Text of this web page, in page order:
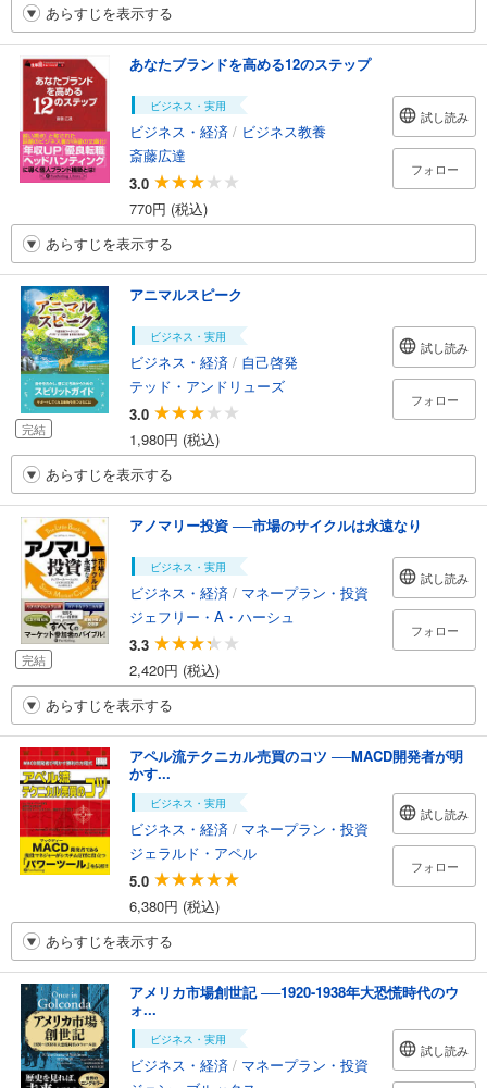
あらすじを表示する
あなたブランドを高める12のステップ
ビジネス・実用
ビジネス・経済 / ビジネス教養
斎藤広達
3.0
770円 (税込)
試し読み
フォロー
あらすじを表示する
完結
アニマルスピーク
ビジネス・実用
ビジネス・経済 / 自己啓発
テッド・アンドリューズ
3.0
1,980円 (税込)
試し読み
フォロー
あらすじを表示する
完結
アノマリー投資 ──市場のサイクルは永遠なり
ビジネス・実用
ビジネス・経済 / マネープラン・投資
ジェフリー・A・ハーシュ
3.3
2,420円 (税込)
試し読み
フォロー
あらすじを表示する
アペル流テクニカル売買のコツ ──MACD開発者が明
かす...
ビジネス・実用
ビジネス・経済 / マネープラン・投資
ジェラルド・アペル
5.0
6,380円 (税込)
試し読み
フォロー
あらすじを表示する
アメリカ市場創世記 ──1920-1938年大恐慌時代のウ
ォ...
ビジネス・実用
ビジネス・経済 / マネープラン・投資
試し読み